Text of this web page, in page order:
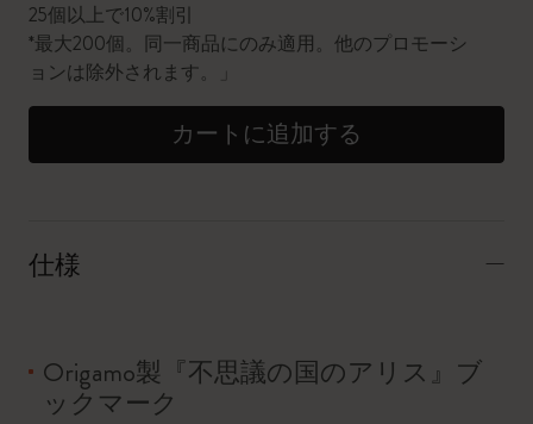
25個以上で10%割引
*最大200個。同一商品にのみ適用。他のプロモーシ
ョンは除外されます。」
カートに追加する
仕様
Origamo製『不思議の国のアリス』ブ
ックマーク